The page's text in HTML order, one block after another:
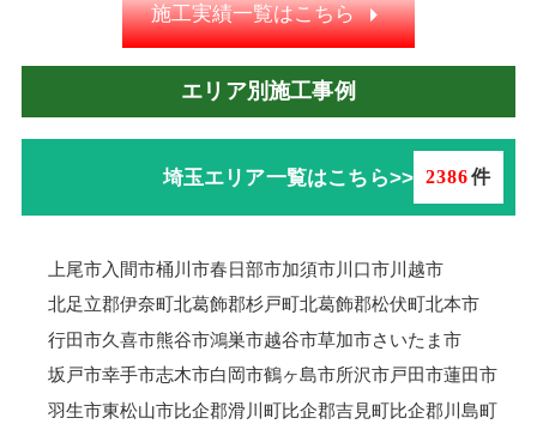
施工実績一覧はこちら
エリア別施工事例
埼玉エリア一覧はこちら>> 2386件
上尾市入間市桶川市春日部市加須市川口市川越市
北足立郡伊奈町北葛飾郡杉戸町北葛飾郡松伏町北本市
行田市久喜市熊谷市鴻巣市越谷市草加市さいたま市
坂戸市幸手市志木市白岡市鶴ヶ島市所沢市戸田市蓮田市
羽生市東松山市比企郡滑川町比企郡吉見町比企郡川島町